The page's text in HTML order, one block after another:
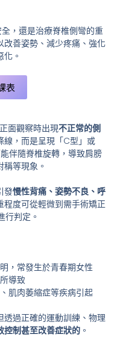
，還是治療脊椎側彎的重
善姿勢、減少疼痛、強化
。
表
面觀察時出現不正常的側
線，而是呈現「C型」或
伴隨脊椎旋轉，導致肩膀
等現象。
發慢性背痛、姿勢不良、呼
程度可從輕微到需手術矯正
判定。
，常發生於青春期女性
導致
肌肉萎縮症等疾病引起
過正確的運動訓練、物理
控制甚至改善症狀的。